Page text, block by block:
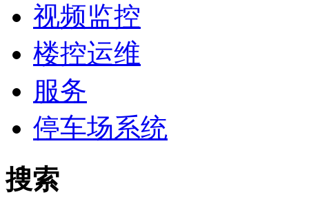
视频监控
楼控运维
服务
停车场系统
搜索